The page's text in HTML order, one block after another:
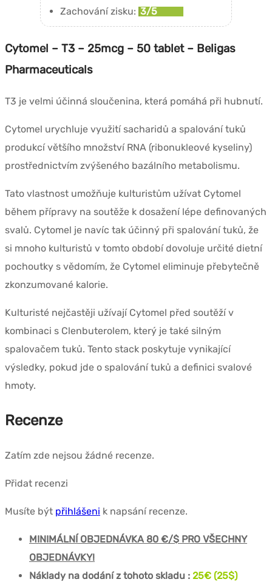
Zachování zisku: 3/5
Cytomel – T3 – 25mcg – 50 tablet – Beligas
Pharmaceuticals
T3 je velmi účinná sloučenina, která pomáhá při hubnutí.
Cytomel urychluje využití sacharidů a spalování tuků
produkcí většího množství RNA (ribonukleové kyseliny)
prostřednictvím zvýšeného bazálního metabolismu.
Tato vlastnost umožňuje kulturistům užívat Cytomel
během přípravy na soutěže k dosažení lépe definovaných
svalů. Cytomel je navíc tak účinný při spalování tuků, že
si mnoho kulturistů v tomto období dovoluje určité dietní
pochoutky s vědomím, že Cytomel eliminuje přebytečně
zkonzumované kalorie.
Kulturisté nejčastěji užívají Cytomel před soutěží v
kombinaci s Clenbuterolem, který je také silným
spalovačem tuků. Tento stack poskytuje vynikající
výsledky, pokud jde o spalování tuků a definici svalové
hmoty.
Recenze
Zatím zde nejsou žádné recenze.
Přidat recenzi
Musíte být přihlášeni k napsání recenze.
MINIMÁLNÍ OBJEDNÁVKA 80 €/$ PRO VŠECHNY
OBJEDNÁVKY!
Náklady na dodání z tohoto skladu : 25€ (25$)